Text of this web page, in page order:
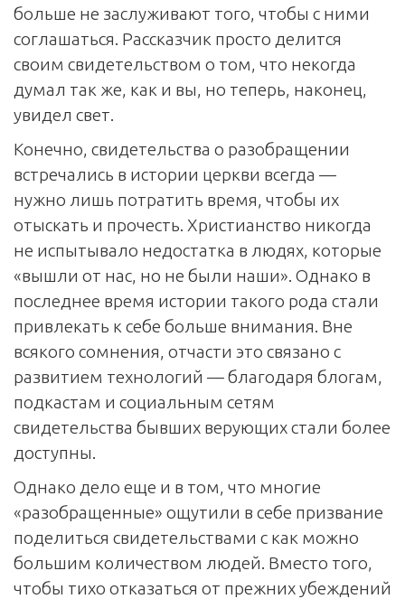
больше не заслуживают того, чтобы с ними
соглашаться. Рассказчик просто делится
своим свидетельством о том, что некогда
думал так же, как и вы, но теперь, наконец,
увидел свет.
Конечно, свидетельства о разобращении
встречались в истории церкви всегда —
нужно лишь потратить время, чтобы их
отыскать и прочесть. Христианство никогда
не испытывало недостатка в людях, которые
«вышли от нас, но не были наши». Однако в
последнее время истории такого рода стали
привлекать к себе больше внимания. Вне
всякого сомнения, отчасти это связано с
развитием технологий — благодаря блогам,
подкастам и социальным сетям
свидетельства бывших верующих стали более
доступны.
Однако дело еще и в том, что многие
«разобращенные» ощутили в себе призвание
поделиться свидетельствами с как можно
большим количеством людей. Вместо того,
чтобы тихо отказаться от прежних убеждений